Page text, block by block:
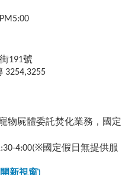
191號
3254,3255
物屍體委託焚化業務，國定
4:00(※國定假日無提供服